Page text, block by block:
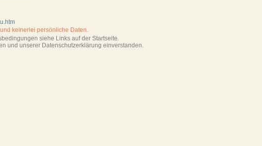
und keinerlei persönliche Daten.
siehe Links auf der Startseite.
und unserer Datenschutzerklärung einverstanden.